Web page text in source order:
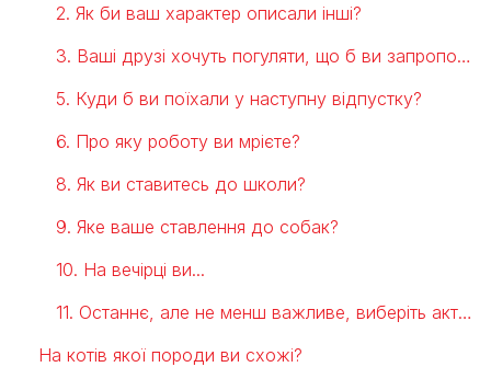
2. Як би ваш характер описали інші?
3. Ваші друзі хочуть погуляти, що б ви запропонували?
5. Куди б ви поїхали у наступну відпустку?
6. Про яку роботу ви мрієте?
8. Як ви ставитесь до школи?
9. Яке ваше ставлення до собак?
10. На вечірці ви...
11. Останнє, але не менш важливе, виберіть активність:
На котів якої породи ви схожі?